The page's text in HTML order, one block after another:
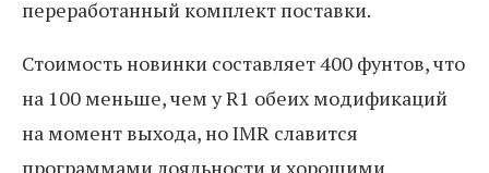
переработанный комплект поставки.
Стоимость новинки составляет 400 фунтов, что
на 100 меньше, чем у R1 обеих модификаций
на момент выхода, но IMR славится
программами лояльности и хорошими